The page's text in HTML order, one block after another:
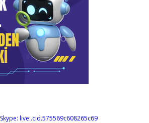
Skype: live:.cid.575569c608265c69